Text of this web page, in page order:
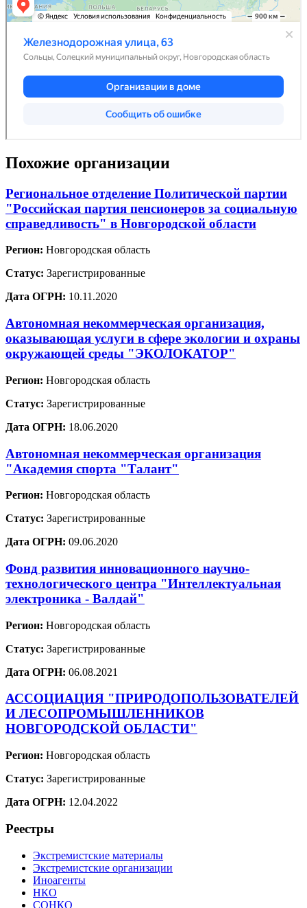
Похожие организации
Региональное отделение Политической партии
"Российская партия пенсионеров за социальную
справедливость" в Новгородской области
Регион: Новгородская область
Статус: Зарегистрированные
Дата ОГРН: 10.11.2020
Автономная некоммерческая организация,
оказывающая услуги в сфере экологии и охраны
окружающей среды "ЭКОЛОКАТОР"
Регион: Новгородская область
Статус: Зарегистрированные
Дата ОГРН: 18.06.2020
Автономная некоммерческая организация
"Академия спорта "Талант"
Регион: Новгородская область
Статус: Зарегистрированные
Дата ОГРН: 09.06.2020
Фонд развития инновационного научно-
технологического центра "Интеллектуальная
электроника - Валдай"
Регион: Новгородская область
Статус: Зарегистрированные
Дата ОГРН: 06.08.2021
АССОЦИАЦИЯ "ПРИРОДОПОЛЬЗОВАТЕЛЕЙ
И ЛЕСОПРОМЫШЛЕННИКОВ
НОВГОРОДСКОЙ ОБЛАСТИ"
Регион: Новгородская область
Статус: Зарегистрированные
Дата ОГРН: 12.04.2022
Реестры
Экстремистские материалы
Экстремистские организации
Иноагенты
НКО
СОНКО